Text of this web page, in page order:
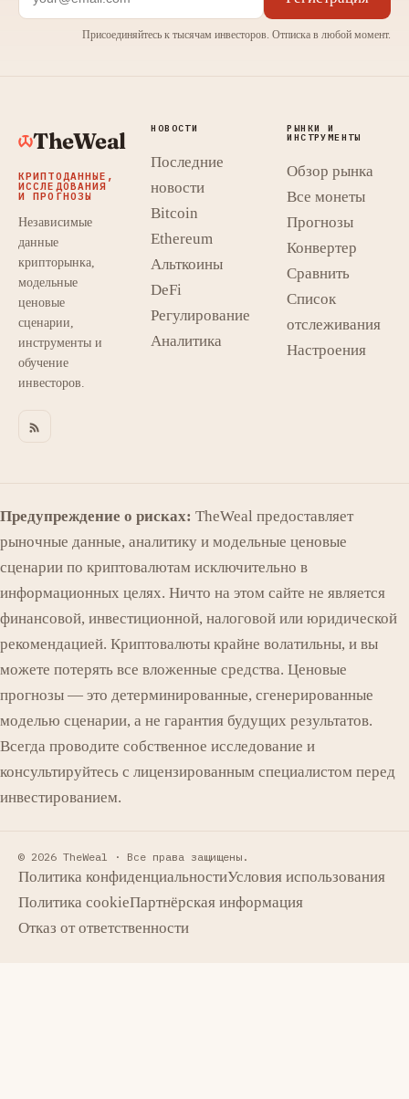
Присоединяйтесь к тысячам инвесторов. Отписка в любой момент.
TheWeal
КРИПТОДАННЫЕ,
ИССЛЕДОВАНИЯ
И ПРОГНОЗЫ
Независимые
данные
крипторынка,
модельные
ценовые
сценарии,
инструменты и
обучение
инвесторов.
НОВОСТИ
Последние
новости
Bitcoin
Ethereum
Альткоины
DeFi
Регулирование
Аналитика
РЫНКИ И
ИНСТРУМЕНТЫ
Обзор рынка
Все монеты
Прогнозы
Конвертер
Сравнить
Список
отслеживания
Настроения
Предупреждение о рисках: TheWeal предоставляет
рыночные данные, аналитику и модельные ценовые
сценарии по криптовалютам исключительно в
информационных целях. Ничто на этом сайте не является
финансовой, инвестиционной, налоговой или юридической
рекомендацией. Криптовалюты крайне волатильны, и вы
можете потерять все вложенные средства. Ценовые
прогнозы — это детерминированные, сгенерированные
моделью сценарии, а не гарантия будущих результатов.
Всегда проводите собственное исследование и
консультируйтесь с лицензированным специалистом перед
инвестированием.
© 2026 TheWeal · Все права защищены.
Политика конфиденциальностиУсловия использования
Политика cookieПартнёрская информация
Отказ от ответственности